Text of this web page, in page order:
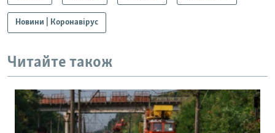
Новини | Коронавірус
Читайте також